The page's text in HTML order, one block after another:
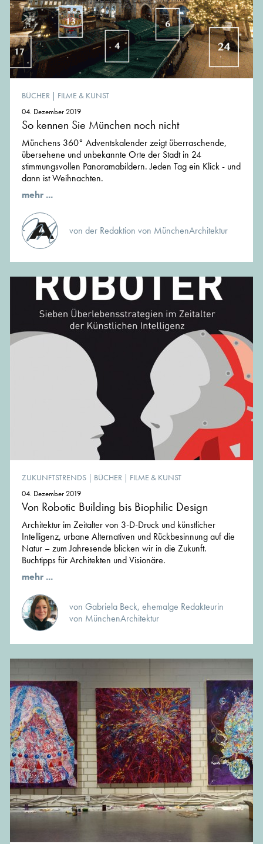
BÜCHER | FILME & KUNST
04. Dezember 2019
So kennen Sie München noch nicht
Münchens 360° Adventskalender zeigt überraschende,
übersehene und unbekannte Orte der Stadt in 24
stimmungsvollen Panoramabildern. Jeden Tag ein Klick - und
dann ist Weihnachten.
mehr ...
von der Redaktion von MünchenArchitektur
ZUKUNFTSTRENDS | BÜCHER | FILME & KUNST
04. Dezember 2019
Von Robotic Building bis Biophilic Design
Architektur im Zeitalter von 3-D-Druck und künstlicher
Intelligenz, urbane Alternativen und Rückbesinnung auf die
Natur – zum Jahresende blicken wir in die Zukunft.
Buchtipps für Architekten und Visionäre.
mehr ...
von Gabriela Beck, ehemalge Redakteurin
von MünchenArchitektur